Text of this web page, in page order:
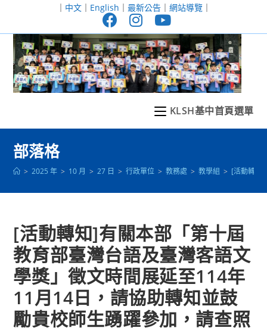
至
｜ 中文｜ English ｜ 最新公告｜ 網站導覽｜
KLSH基中首頁選單
部落格
> 2025 年 > 10 月 > 27 日 > 行政單位 > 教務處 > 教學組 > [活動轉知]
[活動轉知]有關本部「第十屆
教育部臺灣台語及臺灣客語文
學獎」徵文時間展延至114年
11月14日，請協助轉知並鼓
勵貴校師生踴躍參加，請查照